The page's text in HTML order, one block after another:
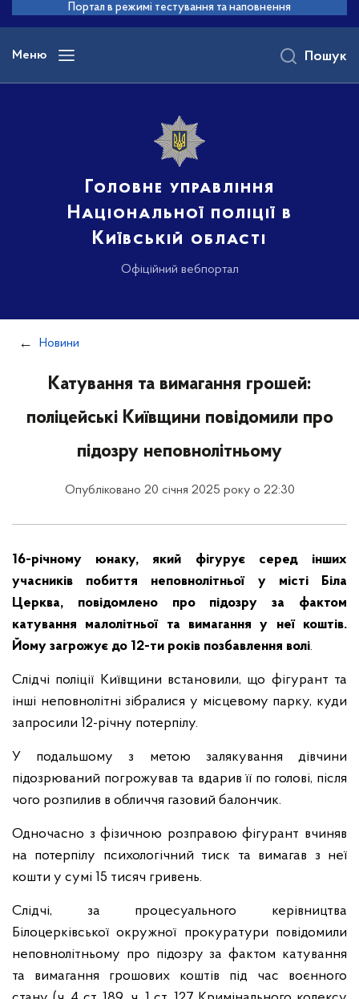
основного
вмісту
Портал в режимі тестування та наповнення
Меню
Головне управління
Національної поліції в
Київській області
Офіційний вебпортал
Пошук
Новини
Катування та вимагання грошей:
поліцейські Київщини повідомили про
підозру неповнолітньому
Опубліковано 20 січня 2025 року о 22:30
16-річному юнаку, який фігурує серед інших
учасників побиття неповнолітньої у місті Біла
Церква, повідомлено про підозру за фактом
катування малолітньої та вимагання у неї коштів.
Йому загрожує до 12-ти років позбавлення волі.
Слідчі поліції Київщини встановили, що фігурант та
інші неповнолітні зібралися у місцевому парку, куди
запросили 12-річну потерпілу.
У подальшому з метою залякування дівчини
підозрюваний погрожував та вдарив її по голові, після
чого розпилив в обличчя газовий балончик.
Одночасно з фізичною розправою фігурант вчиняв
на потерпілу психологічний тиск та вимагав з неї
кошти у сумі 15 тисяч гривень.
Слідчі, за процесуального керівництва
Білоцерківської окружної прокуратури повідомили
неповнолітньому про підозру за фактом катування
та вимагання грошових коштів під час воєнного